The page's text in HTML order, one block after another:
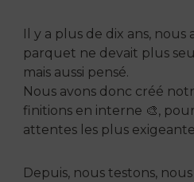
Il y a plus de dix ans,
parquet ne devait plus
mais aussi pensé.
Nous avons donc créé
finitions en interne 🎨,
attentes les plus
Depuis, nous testons,